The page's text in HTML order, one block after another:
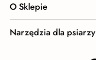
O Sklepie
Narzędzia dla psiarzy